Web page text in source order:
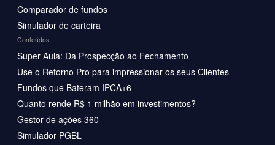
Comparador de fundos
Simulador de carteira
Conteúdos
Super Aula: Da Prospecção ao Fechamento
Use o Retorno Pro para impressionar os seus Clientes
Fundos que Bateram IPCA+6
Quanto rende R$ 1 milhão em investimentos?
Gestor de ações 360
Simulador PGBL